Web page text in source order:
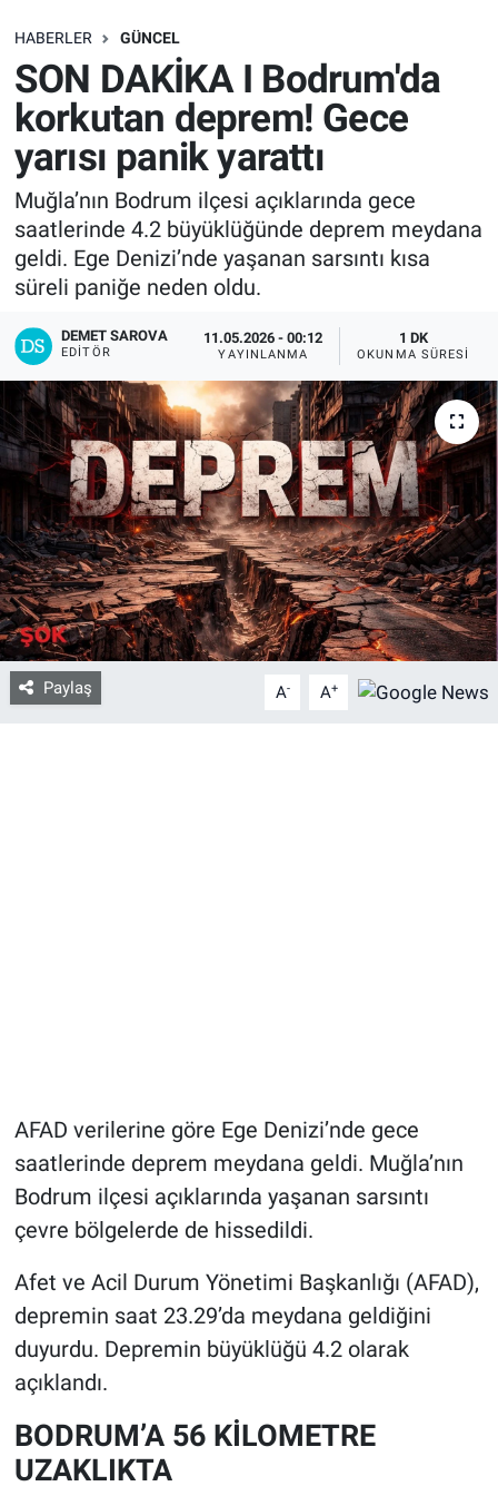
HABERLER GÜNCEL
SON DAKİKA I Bodrum'da
korkutan deprem! Gece
yarısı panik yarattı
Muğla’nın Bodrum ilçesi açıklarında gece
saatlerinde 4.2 büyüklüğünde deprem meydana
geldi. Ege Denizi’nde yaşanan sarsıntı kısa
süreli paniğe neden oldu.
DEMET SAROVA
EDITÖR
11.05.2026 - 00:12
YAYINLANMA
1 DK
OKUNMA SÜRESI
Paylaş A- A+
AFAD verilerine göre Ege Denizi’nde gece
saatlerinde deprem meydana geldi. Muğla’nın
Bodrum ilçesi açıklarında yaşanan sarsıntı
çevre bölgelerde de hissedildi.
Afet ve Acil Durum Yönetimi Başkanlığı (AFAD),
depremin saat 23.29’da meydana geldiğini
duyurdu. Depremin büyüklüğü 4.2 olarak
açıklandı.
BODRUM’A 56 KİLOMETRE
UZAKLIKTA
SAĞLIK
EKONOMİ
EĞİTİM
ÖZEL HABER
Keşfet
ASTROLOJİ
MANŞET
RESMİ İLANLAR
İLAN
Bize ulaşın
İletişim/Künye
Yaşam